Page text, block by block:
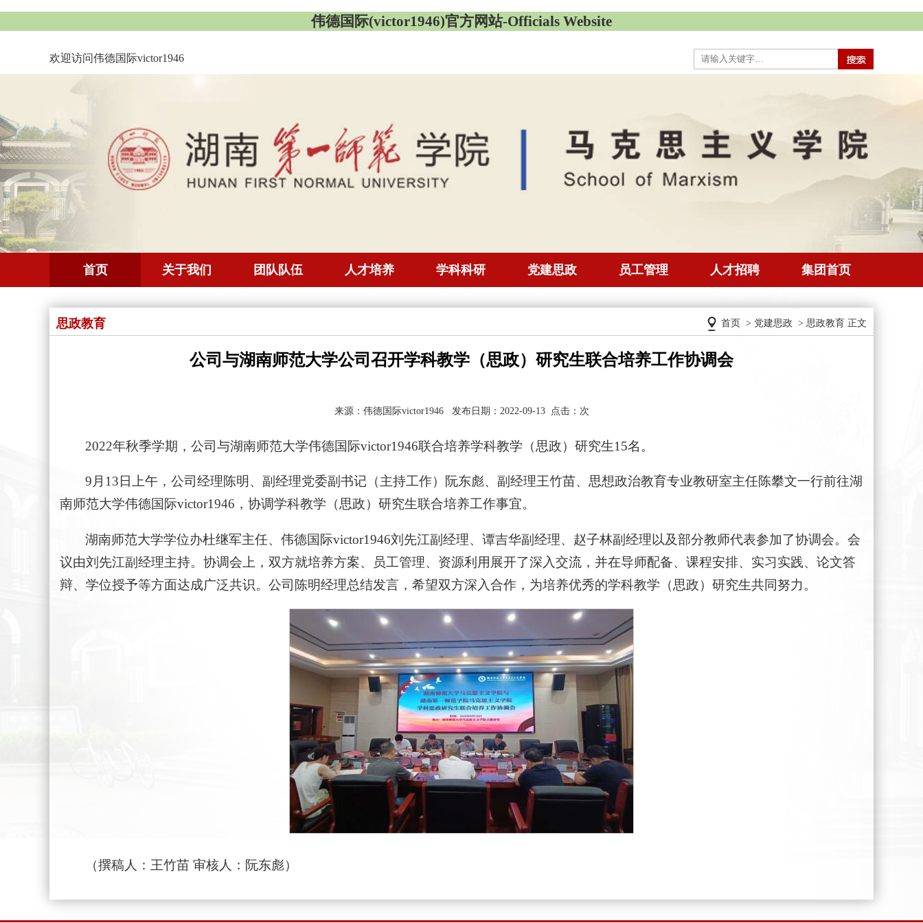
伟德国际(victor1946)官方网站-Officials Website
欢迎访问伟德国际victor1946
首页 关于我们 团队队伍 人才培养 学科科研 党建思政 员工管理 人才招聘 集团首页
思政教育 首页 > 党建思政 > 思政教育 正文
公司与湖南师范大学公司召开学科教学（思政）研究生联合培养工作协调会
来源：伟德国际victor1946 发布日期：2022-09-13 点击： 次
2022年秋季学期，公司与湖南师范大学伟德国际victor1946联合培养学科教学（思政）研究生15名。
9月13日上午，公司经理陈明、副经理党委副书记（主持工作）阮东彪、副经理王竹苗、思想政治教育专业教研室主任陈攀文一行前往湖
南师范大学伟德国际victor1946，协调学科教学（思政）研究生联合培养工作事宜。
湖南师范大学学位办杜继军主任、伟德国际victor1946刘先江副经理、谭吉华副经理、赵子林副经理以及部分教师代表参加了协调会。会
议由刘先江副经理主持。协调会上，双方就培养方案、员工管理、资源利用展开了深入交流，并在导师配备、课程安排、实习实践、论文答
辩、学位授予等方面达成广泛共识。公司陈明经理总结发言，希望双方深入合作，为培养优秀的学科教学（思政）研究生共同努力。
（撰稿人：王竹苗 审核人：阮东彪）